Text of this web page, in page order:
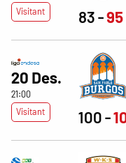
Visitant
83 95
20 Des.
21:00
Visitant
100